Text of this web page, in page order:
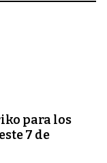
para los
7 de